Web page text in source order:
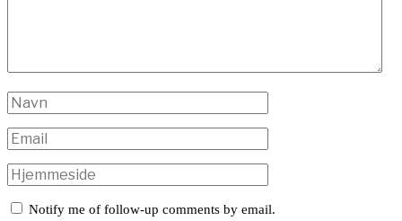
Notify me of follow-up comments by email.